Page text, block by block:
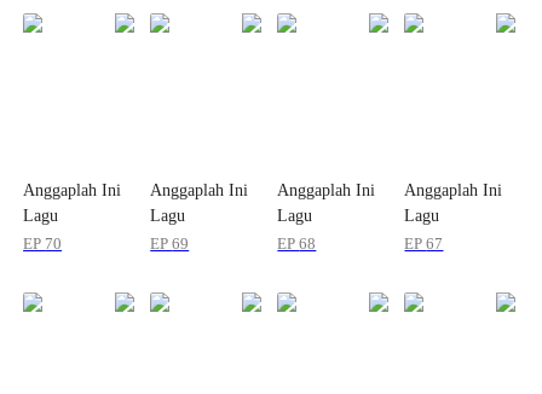
Anggaplah Ini
Lagu
Perpisahan Kita
EP 70
Anggaplah Ini
Lagu
Perpisahan Kita
EP69
Anggaplah Ini
Lagu
Perpisahan Kita
EP68
Anggaplah Ini
Lagu
Perpisahan Kita
EP67